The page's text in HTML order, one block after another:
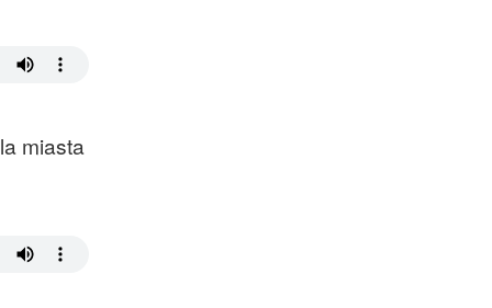
miasta